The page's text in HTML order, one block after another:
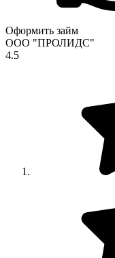
Оформить займ
ООО "ПРОЛИДС"
4.5